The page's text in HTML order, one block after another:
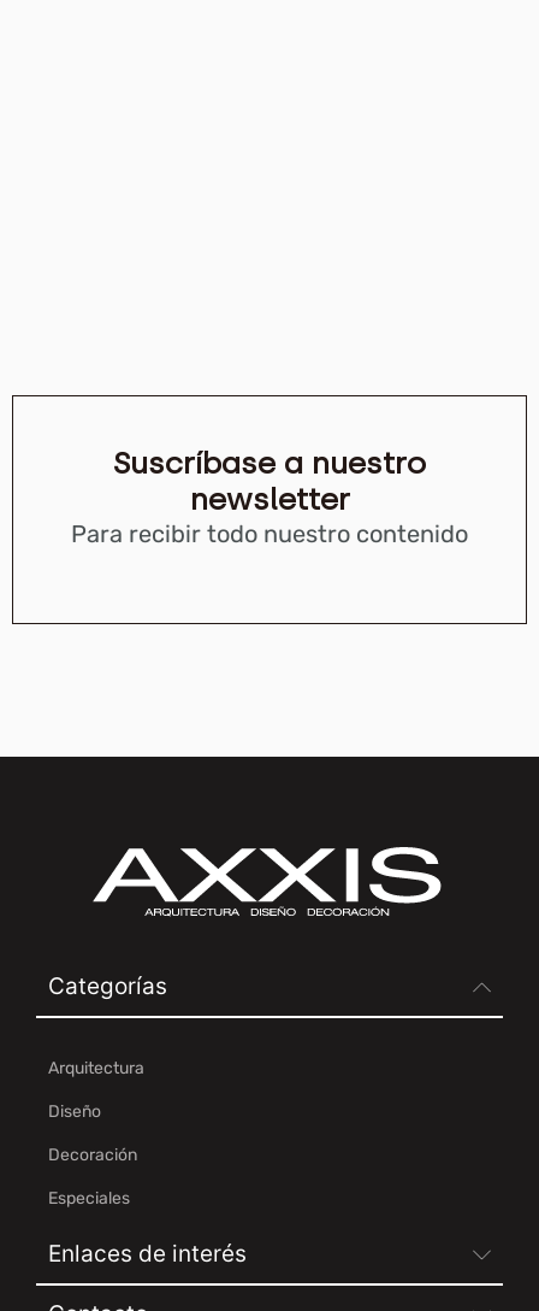
Suscríbase a nuestro
newsletter
Para recibir todo nuestro contenido
Categorías
Arquitectura
Diseño
Decoración
Especiales
Enlaces de interés